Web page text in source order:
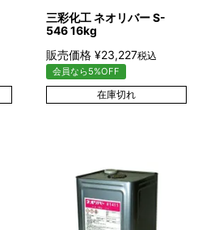
三彩化工 ネオリバー S-
546 16kg
販売価格 ¥23,227税込
会員なら5%OFF
在庫切れ